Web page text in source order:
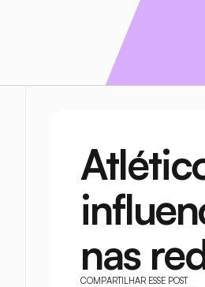
nas
COMPARTILHAR ESSE POST